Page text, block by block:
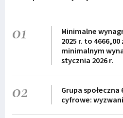
01
Minimalne
2025 r. to
minimalnym
stycznia 2026 r.
02
Grupa
cyfrowe: